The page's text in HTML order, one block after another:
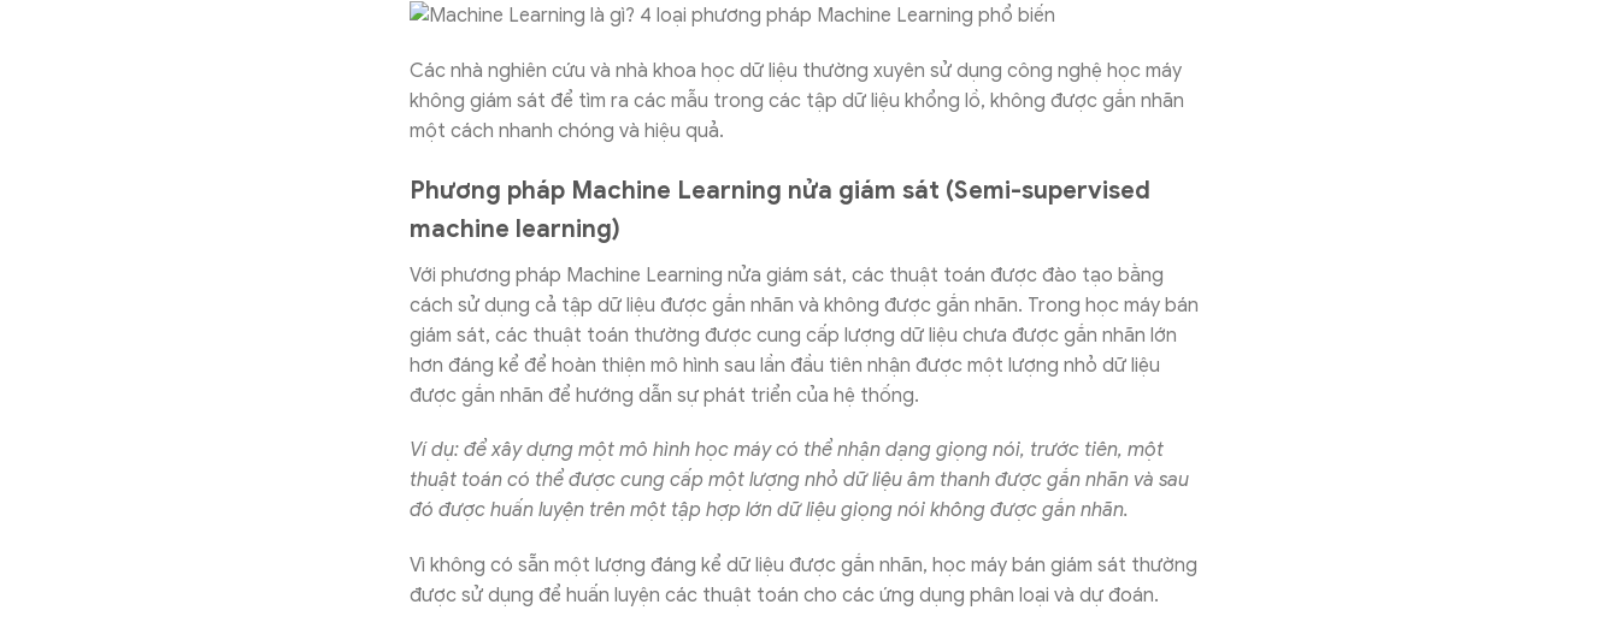
Các nhà nghiên cứu và nhà khoa học dữ liệu thường xuyên sử dụng công nghệ học máy
không giám sát để tìm ra các mẫu trong các tập dữ liệu khổng lồ, không được gắn nhãn
một cách nhanh chóng và hiệu quả.
Phương pháp Machine Learning nửa giám sát (Semi-supervised
machine learning)
Với phương pháp Machine Learning nửa giám sát, các thuật toán được đào tạo bằng
cách sử dụng cả tập dữ liệu được gắn nhãn và không được gắn nhãn. Trong học máy bán
giám sát, các thuật toán thường được cung cấp lượng dữ liệu chưa được gắn nhãn lớn
hơn đáng kể để hoàn thiện mô hình sau lần đầu tiên nhận được một lượng nhỏ dữ liệu
được gắn nhãn để hướng dẫn sự phát triển của hệ thống.
Ví dụ: để xây dựng một mô hình học máy có thể nhận dạng giọng nói, trước tiên, một
thuật toán có thể được cung cấp một lượng nhỏ dữ liệu âm thanh được gắn nhãn và sau
đó được huấn luyện trên một tập hợp lớn dữ liệu giọng nói không được gắn nhãn.
Vì không có sẵn một lượng đáng kể dữ liệu được gắn nhãn, học máy bán giám sát thường
được sử dụng để huấn luyện các thuật toán cho các ứng dụng phân loại và dự đoán.